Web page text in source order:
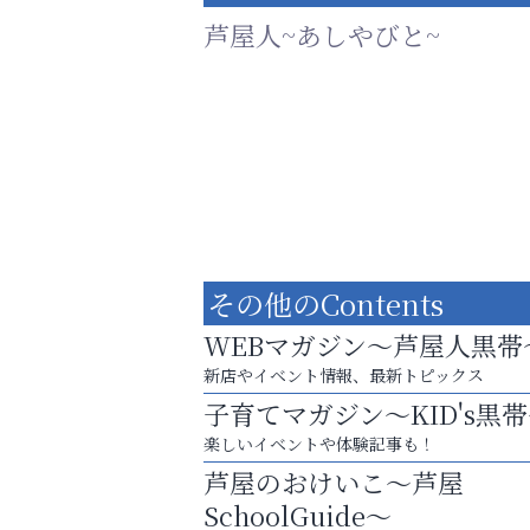
芦屋人~あしやびと~
芦屋・西宮・神戸の新店舗PRやリニューア
知などお気軽にご相談ください。
整体院エスコート・芦屋サロ
その他のContents
WEBマガジン～芦屋人黒帯
新店やイベント情報、最新トピックス
子育てマガジン～KID's黒
楽しいイベントや体験記事も！
芦屋のおけいこ～芦屋
SchoolGuide～